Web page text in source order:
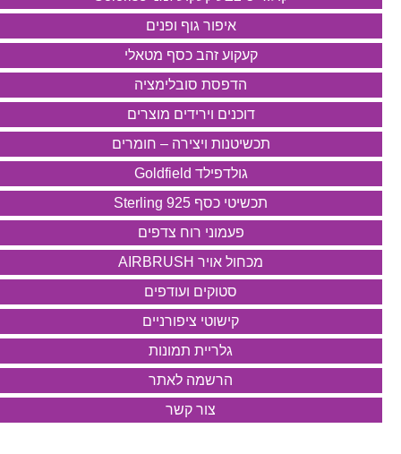
איפור גוף ופנים
קעקוע זהב כסף מטאלי
הדפסת סובלימציה
דוכנים וירידים מוצרים
תכשיטנות ויצירה – חומרים
גולדפילד Goldfield
תכשיטי כסף 925 Sterling
פעמוני רוח צדפים
מכחול אויר AIRBRUSH
סטוקים ועודפים
קישוטי ציפורניים
גלריית תמונות
הרשמה לאתר
צור קשר